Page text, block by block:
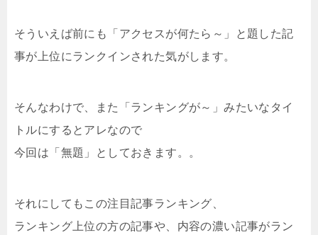
そういえば前にも「アクセスが何たら～」と題した記
事が上位にランクインされた気がします。
そんなわけで、また「ランキングが～」みたいなタイ
トルにするとアレなので
今回は「無題」としておきます。。
それにしてもこの注目記事ランキング、
ランキング上位の方の記事や、内容の濃い記事がラン